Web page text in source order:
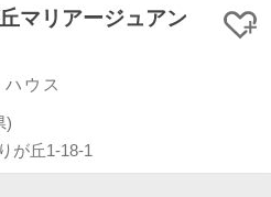
マリアージュアン
ウス
)
が丘1-18-1